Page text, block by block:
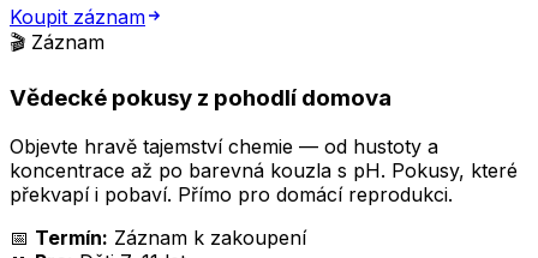
Koupit záznam
🎬 Záznam
Vědecké pokusy z pohodlí domova
Objevte hravě tajemství chemie — od hustoty a
koncentrace až po barevná kouzla s pH. Pokusy, které
překvapí i pobaví. Přímo pro domácí reprodukci.
📅 Termín: Záznam k zakoupení